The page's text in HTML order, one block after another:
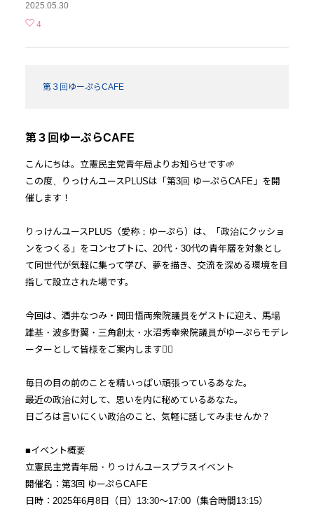
2025.05.30
4
第３回ゆーぷらCAFE
第３回ゆーぷらCAFE
こんにちは。立憲民主党青年局よりお知らせです🌱
この度、りっけんユースPLUSは「第3回 ゆーぷらCAFE」を開
催します！
りっけんユースPLUS（愛称：ゆーぷら）は、「政治にクッショ
ンをつくる」をコンセプトに、20代・30代の青年層を対象とし
て同世代が気軽に集って学び、夢を描き、交流を深める環境を目
指して設立された場です。
今回は、酒井なつみ・岡田悟両衆院議員をゲストに迎え、馬場
雄基・波多野翼・三角創太・水沼秀幸衆院議員がゆーぷらモデレ
ーターとして皆様をご案内します💁‍♀️
毎日の目の前のことを精いっぱい頑張っているあなた。
最近の政治に対して、思いを内に秘めているあなた。
日ごろは言いにくい政治のこと、気軽に話してみませんか？
■イベント概要
立憲民主党青年局・りっけんユースプラスイベント
開催名：第3回 ゆーぷらCAFE
日時：2025年6月8日（日）13:30～17:00（集合時間13:15）